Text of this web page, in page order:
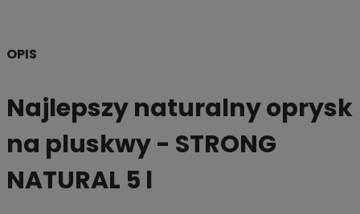
OPIS
Najlepszy naturalny oprysk
na pluskwy - STRONG
NATURAL 5 l